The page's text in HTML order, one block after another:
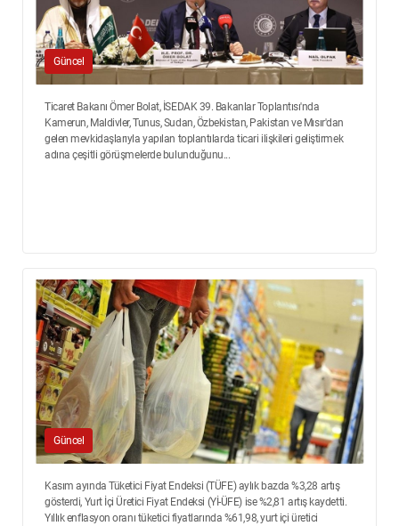
Güncel
Ticaret Bakanı Ömer Bolat, İSEDAK 39. Bakanlar Toplantısı'nda
Kamerun, Maldivler, Tunus, Sudan, Özbekistan, Pakistan ve Mısır'dan
gelen mevkidaşlarıyla yapılan toplantılarda ticari ilişkileri geliştirmek
adına çeşitli görüşmelerde bulunduğunu...
Güncel
Kasım ayında Tüketici Fiyat Endeksi (TÜFE) aylık bazda %3,28 artış
gösterdi, Yurt İçi Üretici Fiyat Endeksi (Yİ-ÜFE) ise %2,81 artış kaydetti.
Yıllık enflasyon oranı tüketici fiyatlarında %61,98, yurt içi üretici